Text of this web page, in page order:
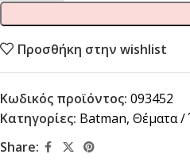
Προσθήκη στην wishlist
Κωδικός προϊόντος: 093452
Κατηγορίες: Batman, Θέματα
Share: